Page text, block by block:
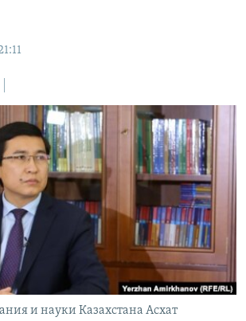
В СОЦСЕТЯХ
РС
и науки Казахстана Асхат